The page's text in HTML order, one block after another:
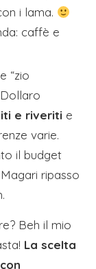
i lama.
caffè e
“zio
e riveriti e
varie.
il budget
ripasso
Beh il mio
La scelta